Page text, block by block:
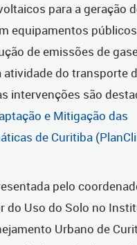
para a geração
equipamentos
de emissões de
do transporte
intervenções são
e Mitigação das
de Curitiba
pelo
do Uso do Solo no
Urbano de